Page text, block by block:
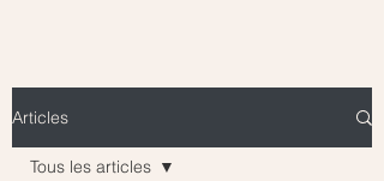
Articles
Tous les articles